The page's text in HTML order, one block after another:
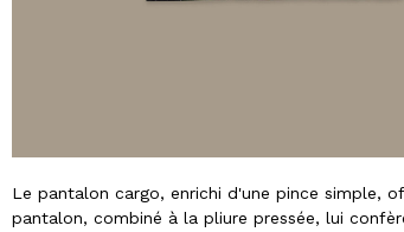
Le pantalon cargo, enrichi d'une pince simple,
pantalon, combiné à la pliure pressée, lui